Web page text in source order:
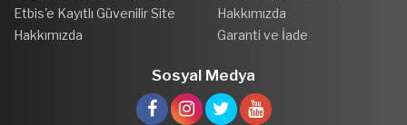
Etbis'e Kayıtlı Güvenilir Site
Hakkımızda
Hakkımızda
Garanti ve İade
Sosyal Medya